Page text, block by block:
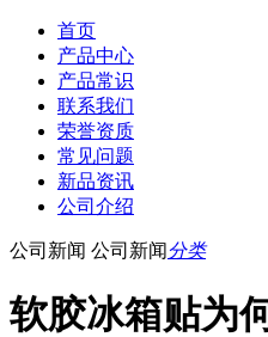
首页
产品中心
产品常识
联系我们
荣誉资质
常见问题
新品资讯
公司介绍
公司新闻 公司新闻分类
软胶冰箱贴为